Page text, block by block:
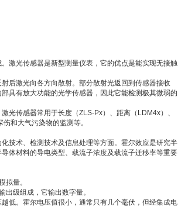
激光传感器是新型测量仪表，它的优点是能实现无接触
后激光向各方向散射。部分散射光返回到传感器接收
具有放大功能的光学传感器，因此它能检测极其微弱的
光传感器常用于长度（ZLS-Px）、距离（LDM4x）、
和大气污染物的监测等。
技术、检测技术及信息处理等方面。霍尔效应是研究半
体材料的导电类型、载流子浓度及载流子迁移率等重要
拟量。
级组成，它输出数字量。
低。霍尔电压值很小，通常只有几个毫伏，但经集成电